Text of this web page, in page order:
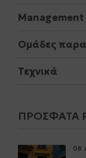
Μanagement
Ομάδες
Τεχνικά
ΠΡΌΣΦΑΤΑ
08